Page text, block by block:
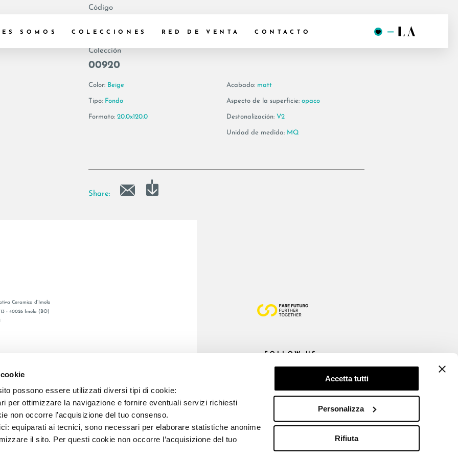
possono essere utilizzati diversi tipi di cookie:
per ottimizzare la navigazione e fornire eventuali servizi richiesti
non occorre l’acquisizione del tuo consenso.
equiparati ai tecnici, sono necessari per elaborare statistiche anonime
il sito. Per questi cookie non occorre l’acquisizione del tuo
Accetta tutti
Personalizza
Rifiuta
SOMOS COLECCIONES RED DE VENTA CONTACTO
Código
Colección
00920
Color: Beige
Tipo: Fondo
Formato: 20.0x120.0
Acabado: matt
Aspecto de la superficie: opaco
Destonalización: V2
Unidad de medida: MQ
Share:
Ceramica d’Imola
- 40026 Imola (BO)
FOLLOW US
E REG. IMPR. BO 00286900378 R.E.A. BO 5545